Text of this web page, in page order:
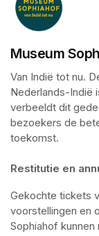
Museum
Van Indië tot nu.
Nederlands-Indië
verbeeldt dit
bezoekers de
toekomst.
Restitutie en
Gekochte tickets
voorstellingen en
Sophiahof